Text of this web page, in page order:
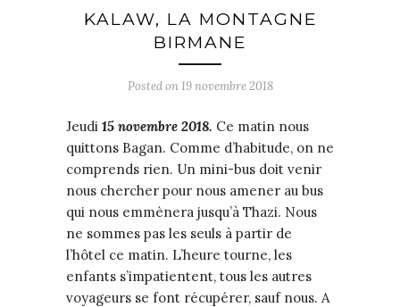
KALAW, LA MONTAGNE
BIRMANE
Posted on 19 novembre 2018
Jeudi 15 novembre 2018. Ce matin nous
quittons Bagan. Comme d’habitude, on ne
comprends rien. Un mini-bus doit venir
nous chercher pour nous amener au bus
qui nous emmènera jusqu’à Thazi. Nous
ne sommes pas les seuls à partir de
l’hôtel ce matin. L’heure tourne, les
enfants s’impatientent, tous les autres
voyageurs se font récupérer, sauf nous. A